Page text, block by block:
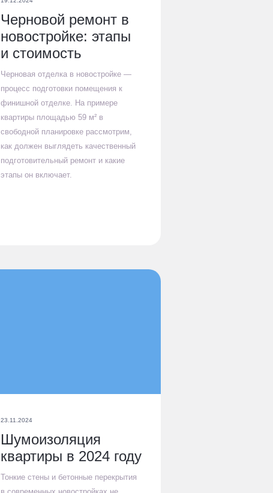
Черновой ремонт в
новостройке: этапы
и стоимость
Черновая отделка в новостройке —
процесс подготовки помещения к
финишной отделке. На примере
квартиры площадью 59 м² в
свободной планировке рассмотрим,
как должен выглядеть качественный
подготовительный ремонт и какие
этапы он включает.
23.11.2024
Шумоизоляция
квартиры в 2024 году
Тонкие стены и бетонные перекрытия